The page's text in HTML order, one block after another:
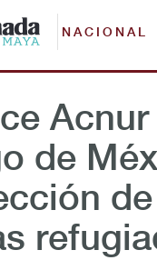
NACIONAL
Acnur
de
de